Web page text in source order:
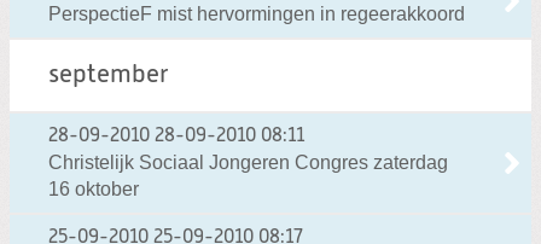
PerspectieF mist hervormingen in regeerakkoord
september
28-09-2010 28-09-2010 08:11
Christelijk Sociaal Jongeren Congres zaterdag
16 oktober
25-09-2010 25-09-2010 08:17